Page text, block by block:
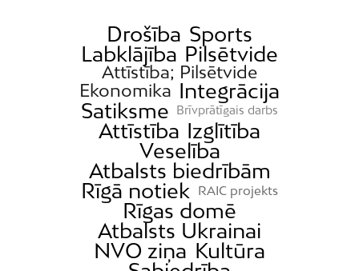
Drošība Sports
Labklājība Pilsētvide
Attīstība; Pilsētvide
Ekonomika Integrācija
Satiksme
Brīvprātīgais darbs
Attīstība Izglītība
Veselība
Atbalsts biedrībām
Rīgā notiek
RAIC projekts
Rīgas domē
Atbalsts Ukrainai
NVO ziņa Kultūra